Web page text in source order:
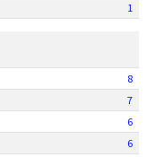
1
8
7
6
6